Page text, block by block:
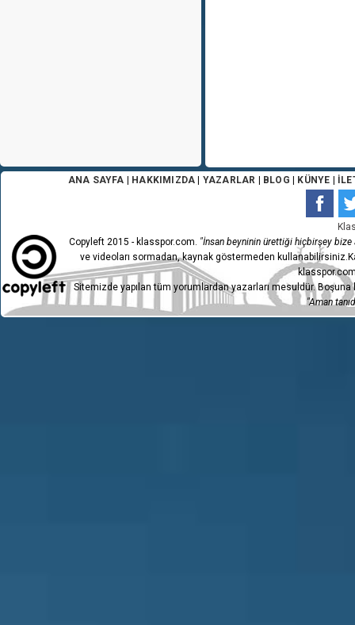
ANA SAYFA HAKKIMIZDA YAZARLAR BLOG KÜNYE
Copyleft 2015 - klasspor.com. "İnsan beyninin ürettiği hiçbirşey bize
ve videoları sormadan, kaynak göstermeden
Sitemizde yapılan tüm yorumlardan yazarları mesuldür.
"Aman